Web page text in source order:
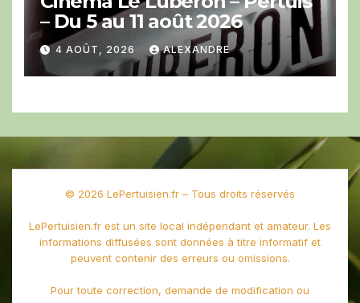
– Du 5 au 11 août 2026
4 AOÛT, 2026 ALEXANDRE
© 2026 LePertuisien.fr – Tous droits réservés
LePertuisien.fr est un site local indépendant et amateur. Les
informations diffusées sont données à titre informatif et
peuvent contenir des erreurs ou omissions.
Pour toute correction, demande de modification ou